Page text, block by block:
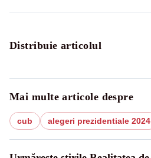
Distribuie articolul
Mai multe articole despre
cub alegeri prezidentiale 2024